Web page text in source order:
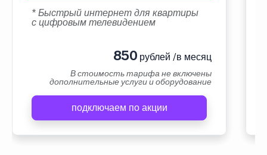
* Быстрый интернет для квартиры
с цифровым телевидением
850 рублей /в месяц
В стоимость тарифа не включены
дополнительные услуги и оборудование
подключаем по акции